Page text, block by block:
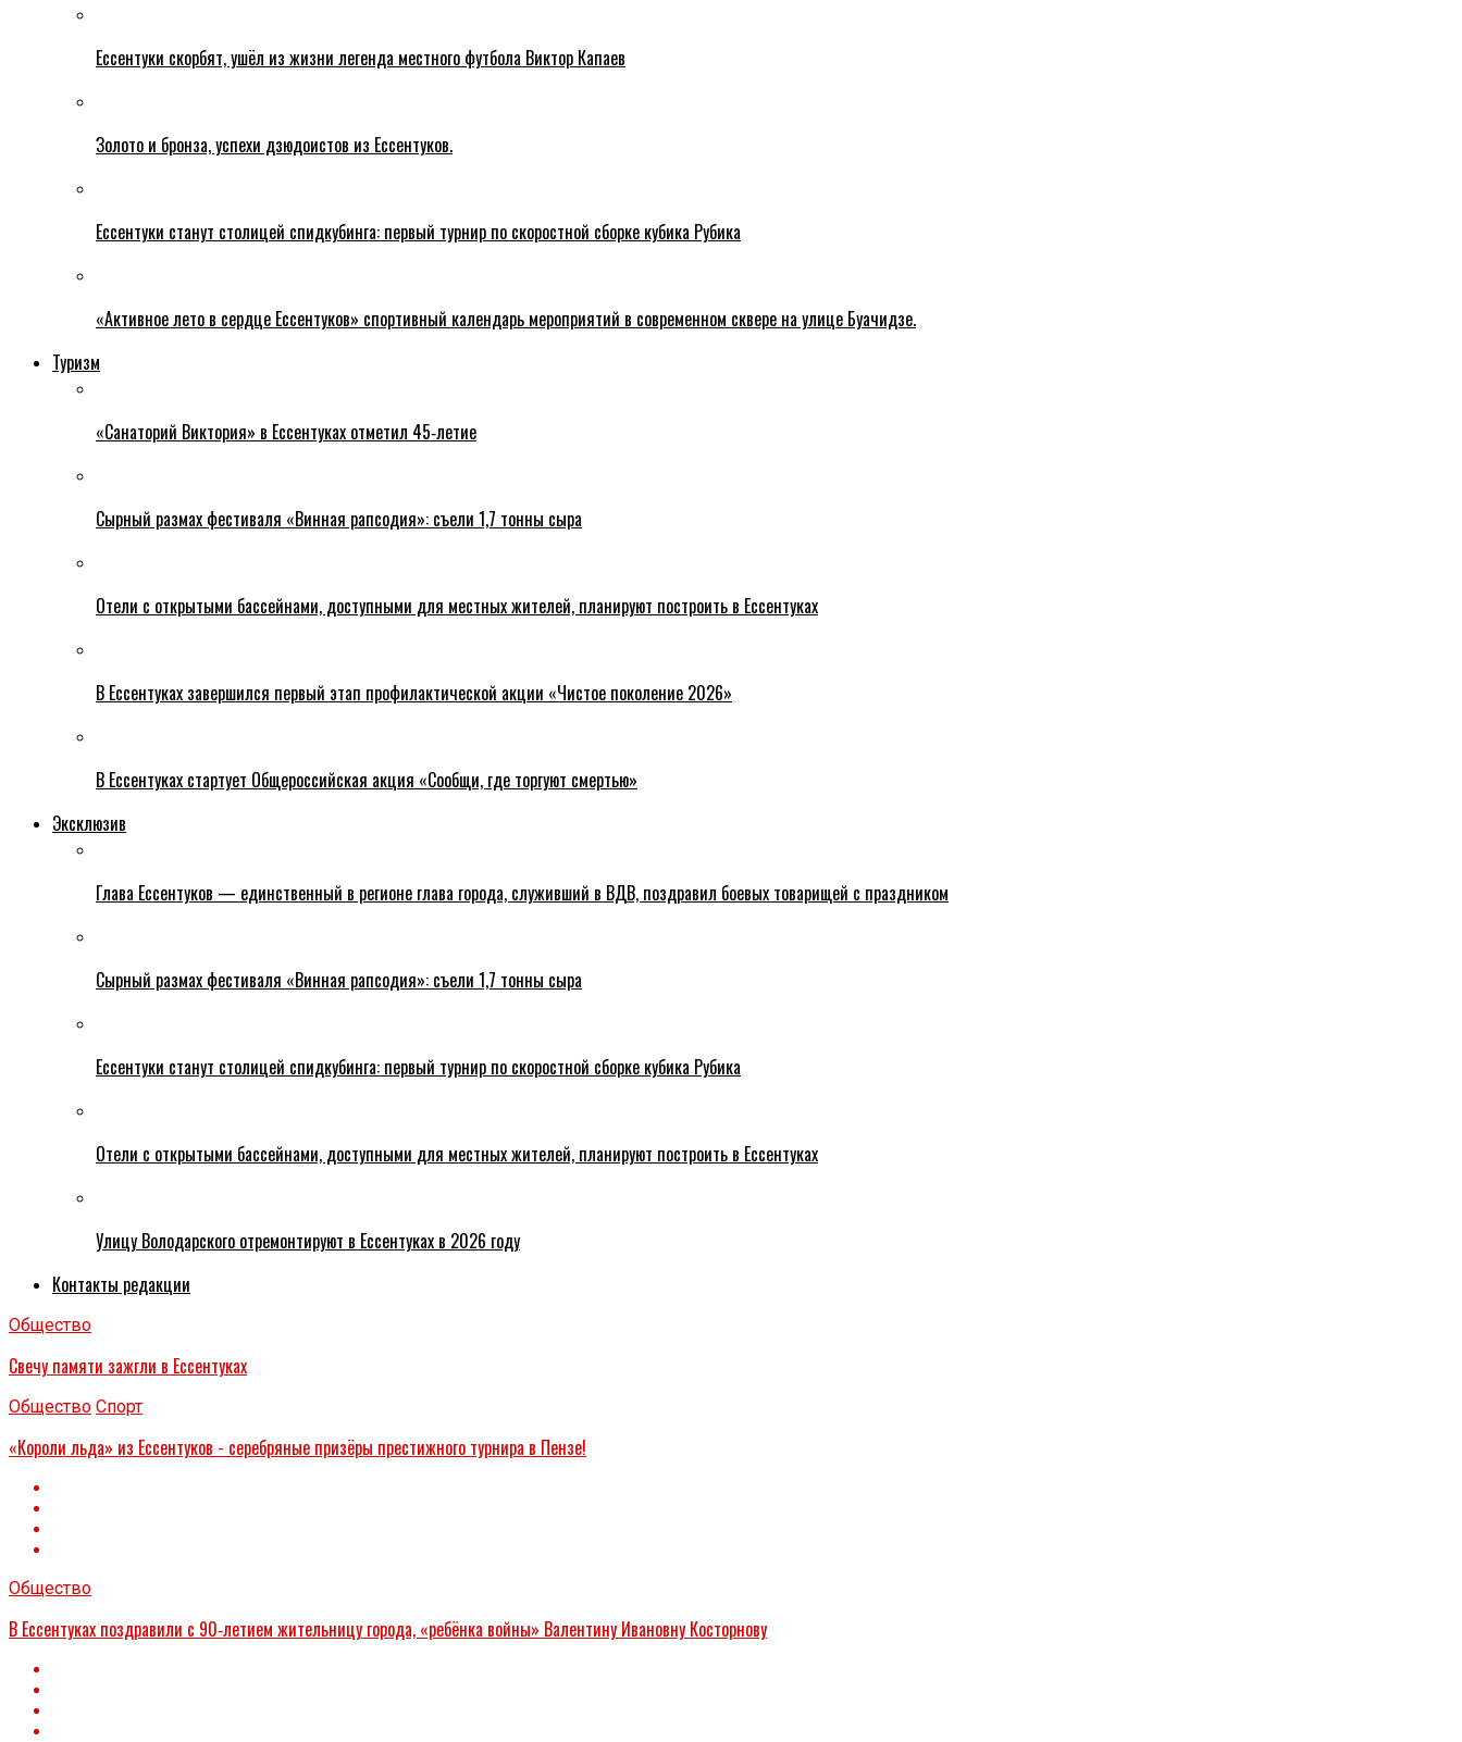
Ессентуки скорбят, ушёл из жизни легенда местного футбола Виктор Капаев
Золото и бронза, успехи дзюдоистов из Ессентуков.
Ессентуки станут столицей спидкубинга: первый турнир по скоростной сборке кубика Рубика
«Активное лето в сердце Ессентуков» спортивный календарь мероприятий в современном сквере на улице Буачидзе.
Туризм
«Санаторий Виктория» в Ессентуках отметил 45‑летие
Сырный размах фестиваля «Винная рапсодия»: съели 1,7 тонны сыра
Отели с открытыми бассейнами, доступными для местных жителей, планируют построить в Ессентуках
В Ессентуках завершился первый этап профилактической акции «Чистое поколение 2026»
В Ессентуках стартует Общероссийская акция «Сообщи, где торгуют смертью»
Эксклюзив
Глава Ессентуков — единственный в регионе глава города, служивший в ВДВ, поздравил боевых товарищей с праздником
Сырный размах фестиваля «Винная рапсодия»: съели 1,7 тонны сыра
Ессентуки станут столицей спидкубинга: первый турнир по скоростной сборке кубика Рубика
Отели с открытыми бассейнами, доступными для местных жителей, планируют построить в Ессентуках
Улицу Володарского отремонтируют в Ессентуках в 2026 году
Контакты редакции
Общество
Свечу памяти зажгли в Ессентуках
Общество Спорт
«Короли льда» из Ессентуков - серебряные призёры престижного турнира в Пензе!
Общество
В Ессентуках поздравили с 90‑летием жительницу города, «ребёнка войны» Валентину Ивановну Косторнову